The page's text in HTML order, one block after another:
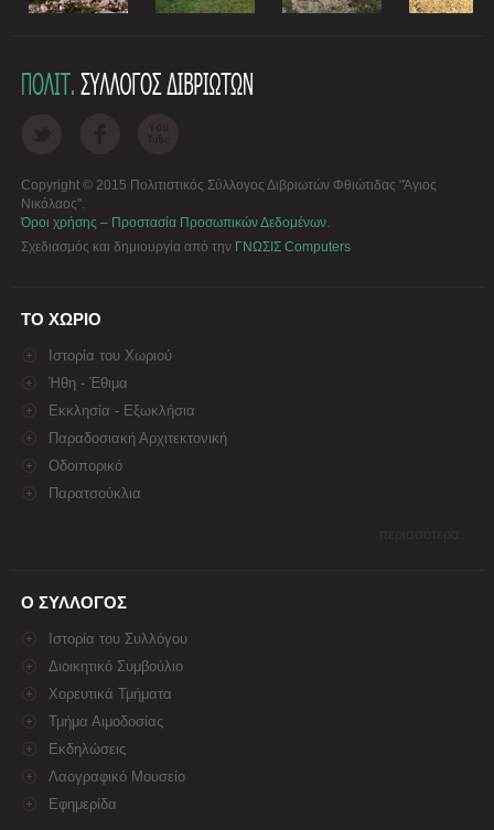
Copyright © 2015 Πολιτιστικός Σύλλογος Διβριωτών Φθιώτιδας "Άγιος
Νικόλαος".
Όροι χρήσης – Προστασία Προσωπικών Δεδομένων.
Σχεδιασμός και δημιουργία από την ΓΝΩΣΙΣ Computers
ΤΟ ΧΩΡΙΟ
Ιστορία του Χωριού
Ήθη - Έθιμα
Εκκλησία - Εξωκλήσια
Παραδοσιακή Αρχιτεκτονική
Οδοιπορικό
Παρατσούκλια
Ο ΣΥΛΛΟΓΟΣ
Ιστορία του Συλλόγου
Διοικητικό Συμβούλιο
Χορευτικά Τμήματα
Τμήμα Αιμοδοσίας
Εκδηλώσεις
Λαογραφικό Μουσείο
Εφημερίδα